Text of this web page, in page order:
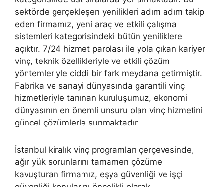
sektörde gerçekleşen yenilikleri adım adım takip
eden firmamız, yeni araç ve etkili çalışma
sistemleri kategorisindeki bütün yeniliklere
açıktır. 7/24 hizmet parolası ile yola çıkan kariyer
vinç, teknik özellikleriyle ve etkili çözüm
yöntemleriyle ciddi bir fark meydana getirmiştir.
Fabrika ve sanayi dünyasında garantili vinç
hizmetleriyle tanınan kuruluşumuz, ekonomi
dünyasının en önemli unsuru olan vinç hizmetini
güncel çözümlerle sunmaktadır.
İstanbul kiralık vinç programları çerçevesinde,
ağır yük sorunlarını tamamen çözüme
kavuşturan firmamız, eşya güvenliği ve işçi